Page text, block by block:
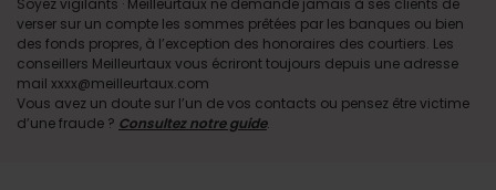
Soyez vigilants · Meilleurtaux ne demande jamais à ses clients de
verser sur un compte les sommes prêtées par les banques ou bien
des fonds propres, à l’exception des honoraires des courtiers. Les
conseillers Meilleurtaux vous écriront toujours depuis une adresse
mail xxxx@meilleurtaux.com
Vous avez un doute sur l’un de vos contacts ou pensez être victime
d’une fraude ? Consultez notre guide.